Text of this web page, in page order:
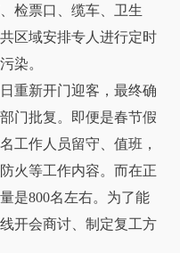
检票口、缆车、卫生
区域安排专人进行定时
染。
新开门迎客，最终确
门批复。即便是春节假
工作人员留守、值班，
火等工作内容。而在正
是800名左右。为了能
开会商讨、制定复工方